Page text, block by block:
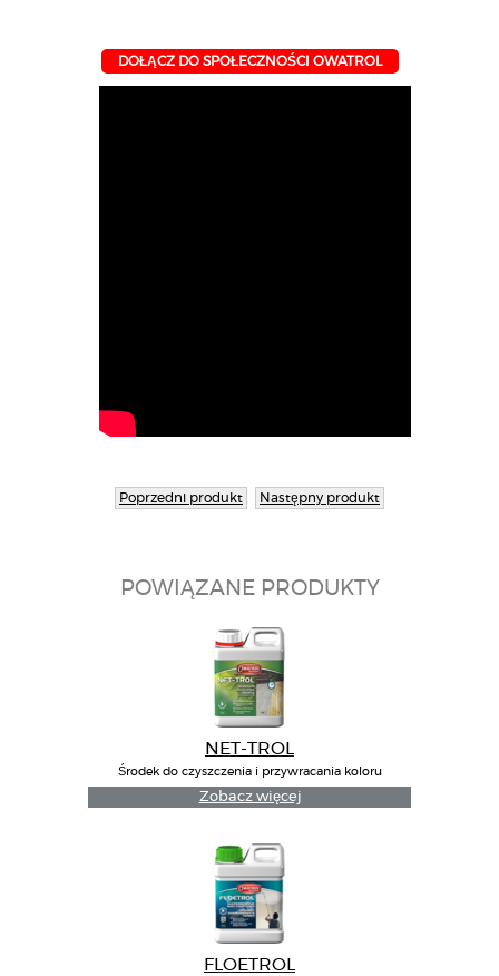
DOŁĄCZ DO SPOŁECZNOŚCI OWATROL
Poprzedni produkt Następny produkt
POWIĄZANE PRODUKTY
NET-TROL
Środek do czyszczenia i przywracania koloru
drewna
Zobacz więcej
FLOETROL